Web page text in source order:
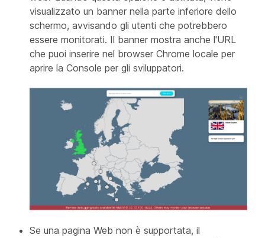
visualizzato un banner nella parte inferiore dello
schermo, avvisando gli utenti che potrebbero
essere monitorati. Il banner mostra anche l'URL
che puoi inserire nel browser Chrome locale per
aprire la Console per gli sviluppatori.
Se una pagina Web non è supportata, il